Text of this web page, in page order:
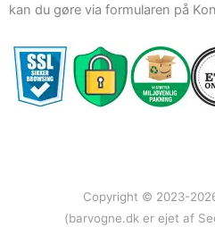
kan du gøre via formularen på
Copyright © 2023-
(barvogne.dk er ejet af